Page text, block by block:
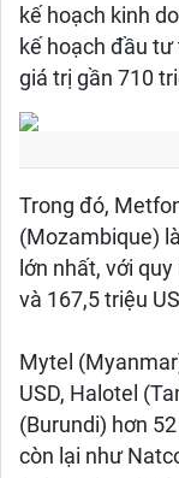
kế hoạch kinh
kế hoạch đầu
giá trị gần 710
Trong đó,
(Mozambique)
lớn nhất, với
và 167,5 triệu
Mytel
USD, Halotel
(Burundi) hơn
còn lại như